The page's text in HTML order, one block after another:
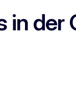
in